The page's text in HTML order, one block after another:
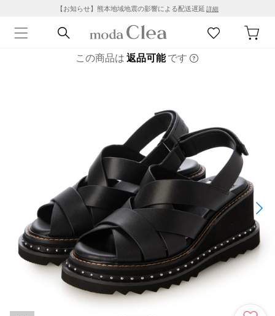
【お知らせ】熊本地域地震の影響による配送遅延 詳細
この商品は 返品可能です